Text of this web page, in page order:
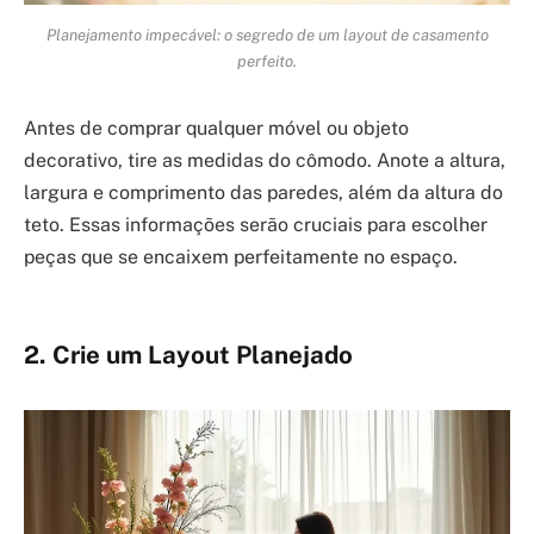
Planejamento impecável: o segredo de um layout de casamento
perfeito.
Antes de comprar qualquer móvel ou objeto
decorativo, tire as medidas do cômodo. Anote a altura,
largura e comprimento das paredes, além da altura do
teto. Essas informações serão cruciais para escolher
peças que se encaixem perfeitamente no espaço.
2. Crie um Layout Planejado